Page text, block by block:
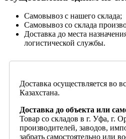
Самовывоз с нашего склада;
Самовывоз со склада
Доставка до места
логистической службы.
Доставка осуществляется во
Казахстана.
Доставка до объекта или
Товар со складов в г. Уфа, г.
производителей, заводов,
забрать самостоятельно или